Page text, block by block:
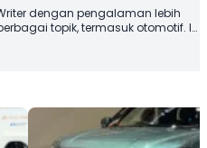
dengan pengalaman lebih
topik, termasuk otomotif. Ia
Zihan berupaya
dan bermanfaat. Selamat